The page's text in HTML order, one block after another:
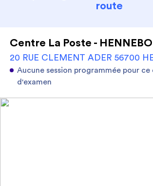
route
Centre La Poste -
20 RUE CLEMENT ADER 56700
Aucune session programmée pour ce
d'examen